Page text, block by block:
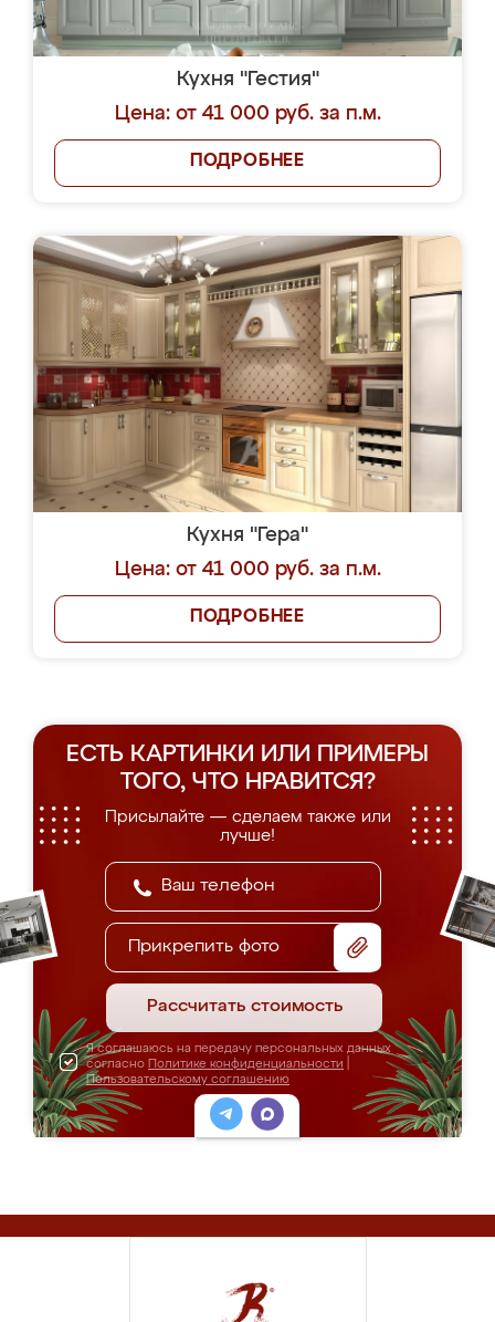
Кухня "Гестия"
Цена: от 41 000 руб. за п.м.
ПОДРОБНЕЕ
Кухня "Гера"
Цена: от 41 000 руб. за п.м.
ПОДРОБНЕЕ
ЕСТЬ КАРТИНКИ ИЛИ ПРИМЕРЫ
ТОГО, ЧТО НРАВИТСЯ?
Присылайте — сделаем также или
лучше!
Прикрепить фото
Рассчитать стоимость
Я соглашаюсь на передачу персональных данных
согласно Политике конфиденциальности
Пользовательскому соглашению